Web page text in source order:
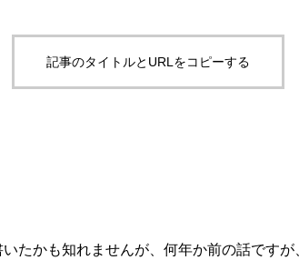
記事のタイトルとURLをコピーする
たかも知れませんが、何年か前の話です